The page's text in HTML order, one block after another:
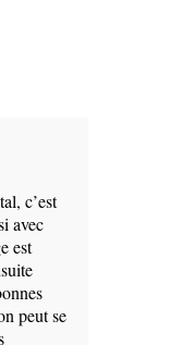
c’est
avec
est
peut se